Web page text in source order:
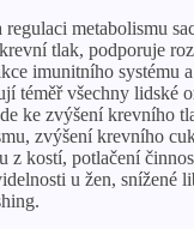
metabolismu
tlak, podporuje
imunitního systému
téměř všechny lidské
ke zvýšení krevního
zvýšení krevního
z kostí, potlačení
u žen, snížené